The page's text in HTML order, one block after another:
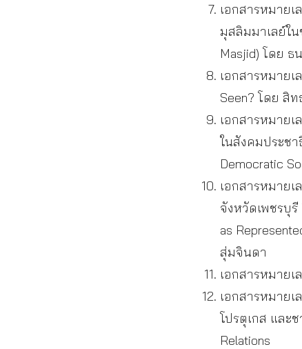
เอกสารหมาย
มุสลิมมาเลย์ใน
Masjid) โดย
เอกสารหมายเ
Seen? โดย สิ
เอกสารหมาย
ในสังคมประชา
Democratic
เอกสารหมาย
จังหวัดเพชรบุรี
as
สุ่มจินดา
เอกสารหมาย
เอกสารหมาย
โปรตุเกส และ
Relations